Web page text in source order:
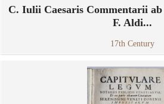
C. Iulii Caesaris Commentarii
F. Aldi...
17th Century